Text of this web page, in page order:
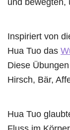
Inspiriert von
Hua Tuo das
Diese
Hirsch, Bär,
Hua Tuo